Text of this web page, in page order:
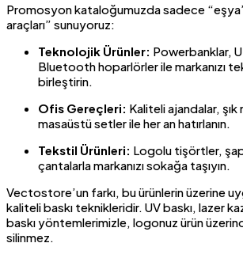
Promosyon kataloğumuzda sadece
araçları” sunuyoruz:
Teknolojik Ürünler: Powerbanklar,
Bluetooth hoparlörler ile markanızı
birleştirin.
Ofis Gereçleri: Kaliteli ajandalar,
masaüstü setler ile her an hatırlanın.
Tekstil Ürünleri: Logolu tişörtler,
çantalarla markanızı sokağa taşıyın.
Vectostore’un farkı, bu ürünlerin üzerine
kaliteli baskı teknikleridir. UV baskı, lazer
baskı yöntemlerimizle, logonuz ürün
silinmez.